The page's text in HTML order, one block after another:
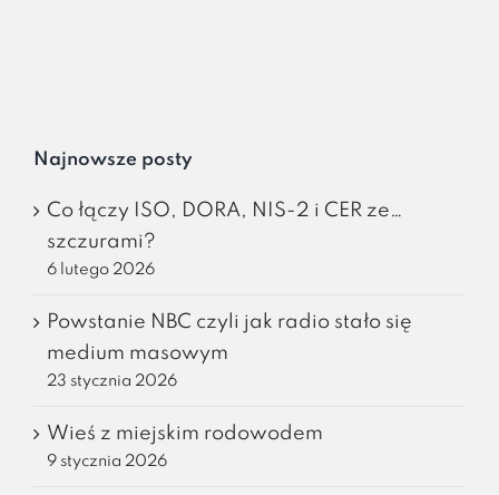
Najnowsze posty
Co łączy ISO, DORA, NIS-2 i CER ze…
szczurami?
6 lutego 2026
Powstanie NBC czyli jak radio stało się
medium masowym
23 stycznia 2026
Wieś z miejskim rodowodem
9 stycznia 2026